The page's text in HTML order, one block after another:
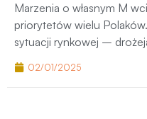
Marzenia o własnym M
priorytetów wielu
sytuacji rynkowej –
02/01/2025